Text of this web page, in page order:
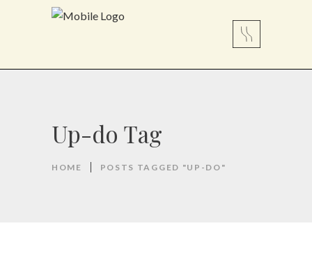
Up-do Tag
HOME POSTS TAGGED "UP-DO"